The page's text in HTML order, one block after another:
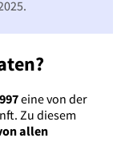
eine von der
Zu diesem
allen